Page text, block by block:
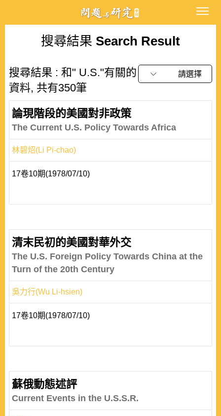
搜尋結果 Search Result
搜尋結果 : 和" U.S."有關的
資料, 共有350筆
請選擇
論現階段的美國對非政策
The Current U.S. Policy Towards Africa
林碧炤(Li Pi-chao)
17卷10期(1978/07/10)
清末民初的美國對華外交
The U.S. Foreign Policy Towards China at the
Turn of the 20th Century
吳力行(Wu Li-hsien)
17卷10期(1978/07/10)
蘇俄動態述評
Current Events in the U.S.S.R.